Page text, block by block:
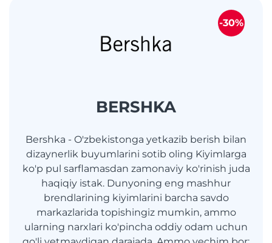
BERSHKA
Bershka - O'zbekistonga yetkazib berish bilan
dizaynerlik buyumlarini sotib oling Kiyimlarga
ko'p pul sarflamasdan zamonaviy ko'rinish juda
haqiqiy istak. Dunyoning eng mashhur
brendlarining kiyimlarini barcha savdo
markazlarida topishingiz mumkin, ammo
ularning narxlari ko'pincha oddiy odam uchun
-30%